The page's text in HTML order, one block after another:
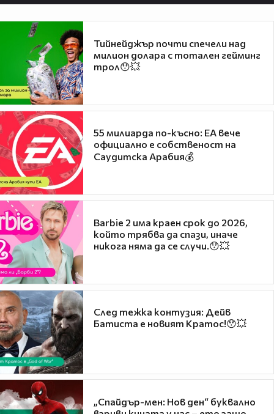
Тийнейджър почти спечели над
милион долара с тотален гейминг
трол😯💥
55 милиарда по-късно: EA вече
официално е собственост на
Саудитска Арабия💰
Barbie 2 има краен срок до 2026,
който трябва да спази, иначе
никога няма да се случи.😯💥
След тежка контузия: Дейв
Батиста е новият Кратос!😯💥
„Спайдър-мен: Нов ден“ буквално